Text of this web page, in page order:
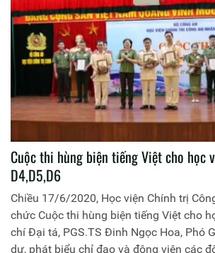
Cuộc thi hùng biện tiếng Việt cho học
D4,D5,D6
Chiều 17/6/2020, Học viện Chính trị
chức Cuộc thi hùng biện tiếng Việt cho
chí Đại tá, PGS.TS Đinh Ngọc Hoa, Phó
dự, phát biểu chỉ đạo và động viên các